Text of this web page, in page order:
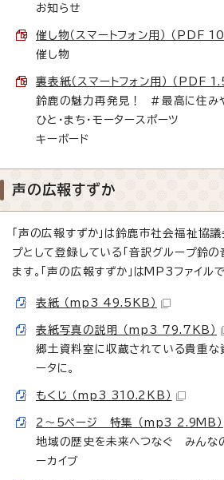
お知らせ
催し物（スマートフォン用） （PDF
催し物
裏表紙（スマートフォン用） （PDF
鈴鹿の魅力再発見！ ＃最高に住み
ひと・まち・モータースポーツ
キーボード
声の広報すずか
「声の広報すずか」は鈴鹿市社会福祉協
プとして登録している「音訳グループ鈴
ます。「声の広報すずか」はMP3ファイル
表紙 （mp3 49.5KB）
表紙写真の説明 （mp3 79.7KB）
郷土資料室に収蔵されている貴重な
ータに。
もくじ （mp3 310.2KB）
2～5ページ 特集 （mp3 2.9MB）
地域の歴史を未来へつなぐ みんな
ーカイブ